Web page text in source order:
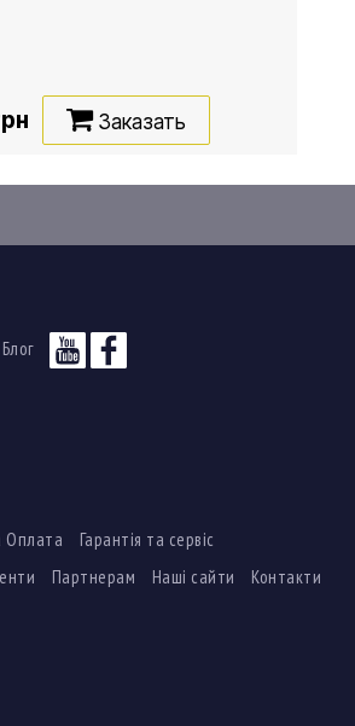
Заказать
Блог
Оплата
Гарантія та сервіс
Партнерам Наші сайти Контакти